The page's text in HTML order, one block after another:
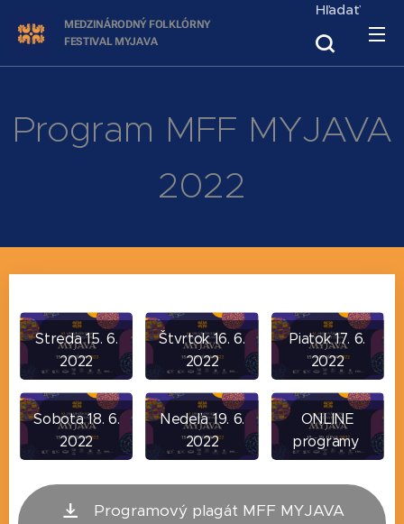
MEDZINÁRODNÝ FOLKLÓRNY
FESTIVAL MYJAVA
Hľadať
Program MFF MYJAVA
2022
Streda 15. 6.
2022
Štvrtok 16. 6.
2022
Piatok 17. 6.
2022
Sobota 18. 6.
2022
Nedeľa 19. 6.
2022
ONLINE
programy
Programový plagát MFF MYJAVA